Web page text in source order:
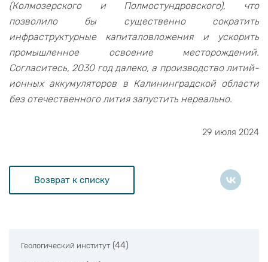
(Колмозерского и Полмостундровского), что
позволило бы существенно сократить
инфраструктурные капиталовложения и ускорить
промышленное освоение месторождений.
Согласитесь, 2030 год далеко, а производство литий-
ионных аккумуляторов в Калининградской области
без отечественного лития запустить нереально.
29 июля 2024
Возврат к списку
Геологический институт (44)